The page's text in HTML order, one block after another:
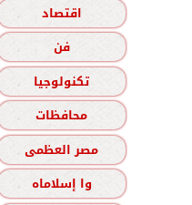
اقتصاد
فن
تكنولوجيا
محافظات
مصر العظمى
وا إسلاماه